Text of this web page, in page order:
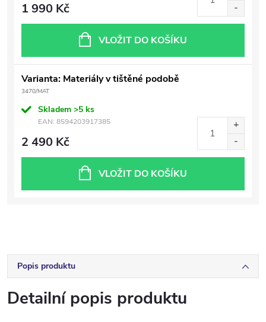
1 990 Kč
VLOŽIT DO KOŠÍKU
Varianta: Materiály v tištěné podobě
3470/MAT
Skladem >5 ks
EAN: 8594203917385
2 490 Kč
VLOŽIT DO KOŠÍKU
Popis produktu
Detailní popis produktu